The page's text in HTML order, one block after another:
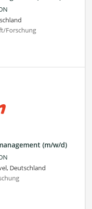
Forschung
(m/w/d)
Deutschland